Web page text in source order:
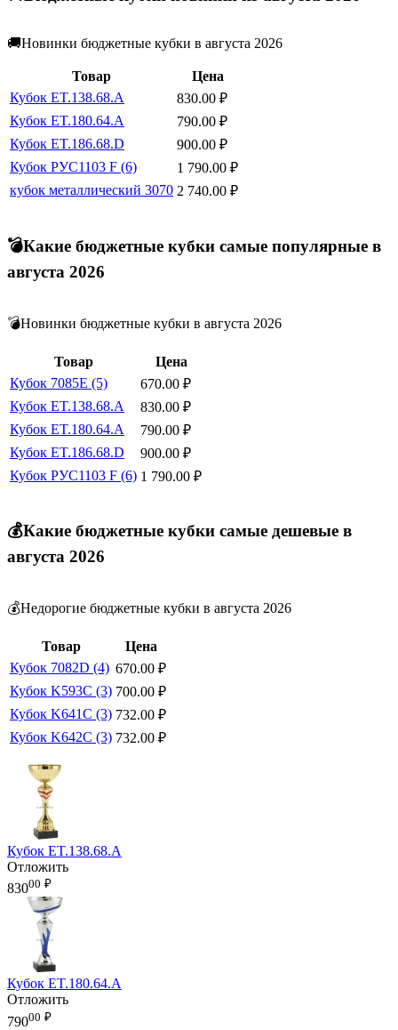
🚚Новинки бюджетные кубки в августа 2026
Товар
Цена
Кубок ET.138.68.A
830.00 ₽
Кубок ET.180.64.A
790.00 ₽
Кубок ET.186.68.D
900.00 ₽
Кубок РУС1103 F (6)
1 790.00 ₽
кубок металлический 3070 2 740.00 ₽
💣Какие бюджетные кубки самые популярные в
августа 2026
💣Новинки бюджетные кубки в августа 2026
Товар
Цена
Кубок 7085E (5)
670.00 ₽
Кубок ET.138.68.A
830.00 ₽
Кубок ET.180.64.A
790.00 ₽
Кубок ET.186.68.D
900.00 ₽
Кубок РУС1103 F (6) 1 790.00 ₽
💰Какие бюджетные кубки самые дешевые в
августа 2026
💰Недорогие бюджетные кубки в августа 2026
Товар
Цена
Кубок 7082D (4) 670.00 ₽
Кубок K593C (3) 700.00 ₽
Кубок K641C (3) 732.00 ₽
Кубок K642C (3) 732.00 ₽
Кубок ET.138.68.A
Отложить
83000 ₽
Кубок ET.180.64.A
Отложить
79000 ₽